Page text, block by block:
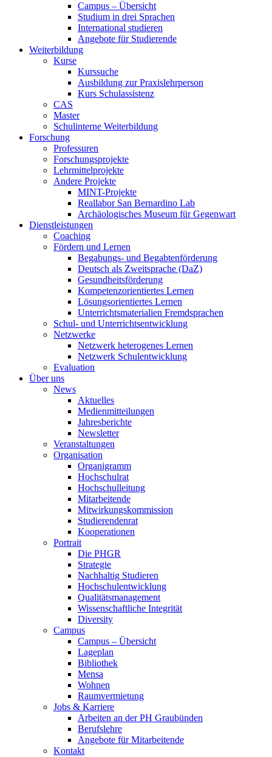
Campus – Übersicht
Studium in drei Sprachen
International studieren
Angebote für Studierende
Weiterbildung
Kurse
Kurssuche
Ausbildung zur Praxislehrperson
Kurs Schulassistenz
CAS
Master
Schulinterne Weiterbildung
Forschung
Professuren
Forschungsprojekte
Lehrmittelprojekte
Andere Projekte
MINT-Projekte
Reallabor San Bernardino Lab
Archäologisches Museum für Gegenwart
Dienstleistungen
Coaching
Fördern und Lernen
Begabungs- und Begabtenförderung
Deutsch als Zweitsprache (DaZ)
Gesundheitsförderung
Kompetenzorientiertes Lernen
Lösungsorientiertes Lernen
Unterrichtsmaterialien Fremdsprachen
Schul- und Unterrichtsentwicklung
Netzwerke
Netzwerk heterogenes Lernen
Netzwerk Schulentwicklung
Evaluation
Über uns
News
Aktuelles
Medienmitteilungen
Jahresberichte
Newsletter
Veranstaltungen
Organisation
Organigramm
Hochschulrat
Hochschulleitung
Mitarbeitende
Mitwirkungskommission
Studierendenrat
Kooperationen
Portrait
Die PHGR
Strategie
Nachhaltig Studieren
Hochschulentwicklung
Qualitätsmanagement
Wissenschaftliche Integrität
Diversity
Campus
Campus – Übersicht
Lageplan
Bibliothek
Mensa
Wohnen
Raumvermietung
Jobs & Karriere
Arbeiten an der PH Graubünden
Berufslehre
Angebote für Mitarbeitende
Kontakt